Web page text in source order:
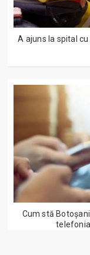
A ajuns la spital
Cum stă
telefonia